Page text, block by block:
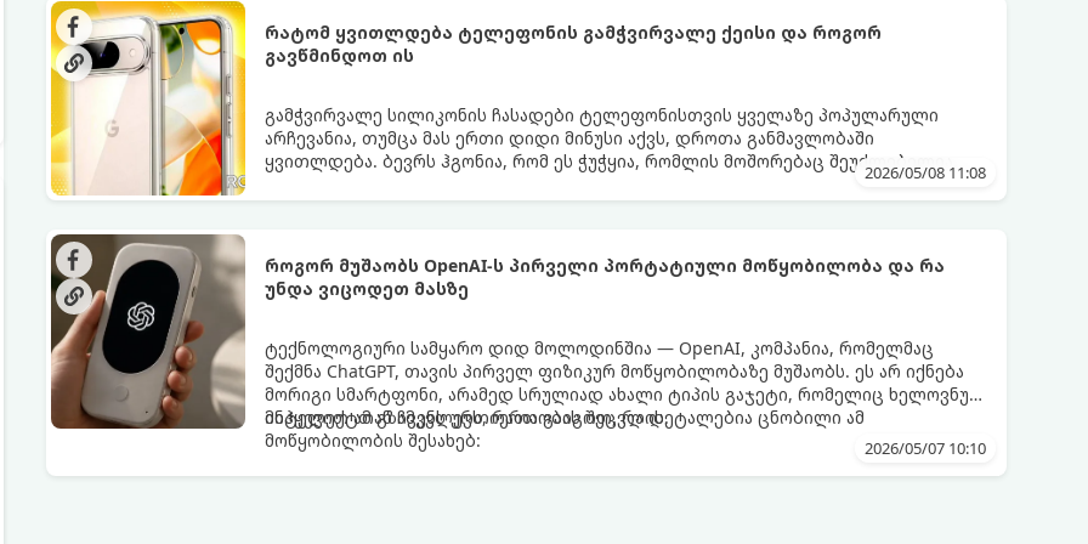
რატომ ყვითლდება ტელეფონის გამჭვირვალე ქეისი და როგორ
გავწმინდოთ ის
გამჭვირვალე სილიკონის ჩასადები ტელეფონისთვის ყველაზე პოპულარული
არჩევანია, თუმცა მას ერთი დიდი მინუსი აქვს, დროთა განმავლობაში
ყვითლდება. ბევრს ჰგონია, რომ ეს ჭუჭყია, რომლის მოშორებაც შეუძლებელია,
თუმცა არსებობს მეთოდები, რომლებიც მას პირვანდელ სახეს დაუბრუნებს.
2026/05/08 11:08
როგორ მუშაობს OpenAI-ს პირველი პორტატიული მოწყობილობა და რა
უნდა ვიცოდეთ მასზე
ტექნოლოგიური სამყარო დიდ მოლოდინშია — OpenAI, კომპანია, რომელმაც
შექმნა ChatGPT, თავის პირველ ფიზიკურ მოწყობილობაზე მუშაობს. ეს არ იქნება
მორიგი სმარტფონი, არამედ სრულიად ახალი ტიპის გაჯეტი, რომელიც ხელოვნურ
ინტელექტთან ჩვენს ურთიერთობას შეცვლის.
მიჰყევით ამ გზამკვლევს, რათა გაიგოთ, რა დეტალებია ცნობილი ამ
მოწყობილობის შესახებ:
2026/05/07 10:10